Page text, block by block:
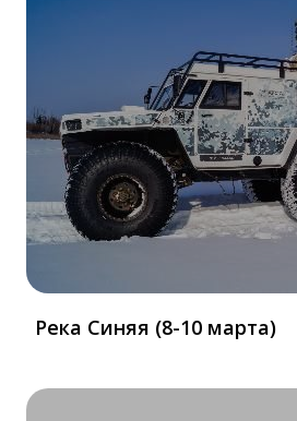
Река Синяя (8-10 марта)